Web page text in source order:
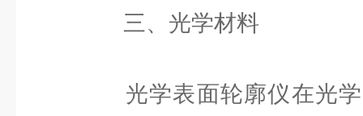
三、光学材料
光学表面轮廓仪在光学